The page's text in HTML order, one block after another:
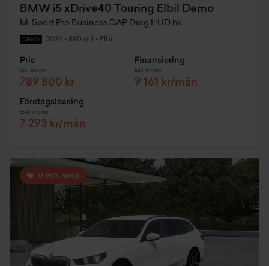
BMW i5 xDrive40 Touring Elbil Demo
M-Sport Pro Business DAP Drag HUD hk
DEMO 2026 • 890 mil • Elbil
Pris
Inkl. moms
789 800 kr
Finansiering
Inkl. moms
9 161 kr/mån
Företagsleasing
Exkl. moms
7 293 kr/mån
0,95% ränta